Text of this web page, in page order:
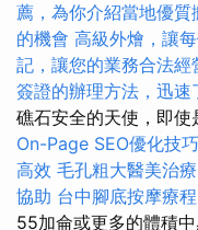
薦，為你介紹當地優質
的機會 高級外燴，讓
記，讓您的業務合法經
簽證的辦理方法，迅速
礁石安全的天使，即使
On-Page SEO優化技巧
高效 毛孔粗大醫美治療
協助 台中腳底按摩療程
55加侖或更多的體積中